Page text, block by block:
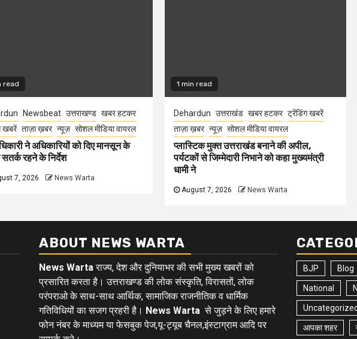
read
Newsbeat उत्तराखण्ड खबर हटकर
खबरें ताज़ा ख़बर न्यूज़ सोशल मीडिया वायरल
ने अधिकारियों को दिए मानसून के
सतर्क रहने के निर्देश
7, 2026 News Warta
1 min read
Dehardun उत्तराखंड खबर हटकर ट्रेंडिंग खबरें
ताज़ा ख़बर न्यूज़ सोशल मीडिया वायरल
प्लास्टिक मुक्त उत्तराखंड बनाने की अपील,
पर्यटकों से जिम्मेदारी निभाने को कहा मुख्यमंत्री
धामी ने
August 7, 2026 News Warta
ABOUT NEWS WARTA
News Wartaराज्य, देश और दुनियाभर की सभी मुख्य खबरों को
प्रसारित करता है। उत्तराखण्ड की लोक संस्कृति, विरासतों, लोक
परंपराओ के साथ-साथ आर्थिक, सामाजिक राजनीतिक व धार्मिक
गतिविधियों का सजग प्रहरी है। News Warta से जुड़ने के लिए हमारे
फोन नंबर के माध्यम या फेसबुक पेज,यू-ट्यूब चैनल,इंस्टाग्राम आदि पर
BJP Blog
National
Uncategorized
आपका शहर